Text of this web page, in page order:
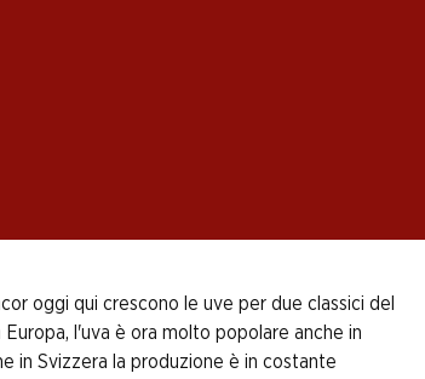
rinfrescante ed esotico -
e aromatico di questa varietà di vino bianco
affinata in barrique. L’affinamento in
oggi qui crescono le uve per due classici del
l'uva è ora molto popolare anche in
in Svizzera la produzione è in costante